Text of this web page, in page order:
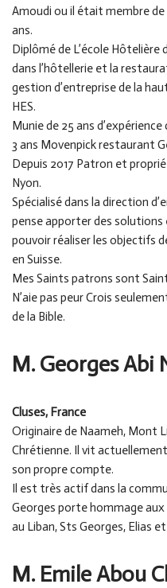
Amoudi ou il était membre
ans.
Diplômé de L’école Hôtelière
dans l’hôtellerie et la
gestion d’entreprise de la
HES.
Munie de 25 ans
3 ans Movenpick restaurant
Depuis 2017 Patron et
Nyon.
Spécialisé dans la direction
pense apporter des solutions
pouvoir réaliser les objectifs
en Suisse.
Mes Saints patrons sont
N’aie pas peur Crois
de la Bible.
M. Georges Abi
Cluses, France
Originaire de Naameh, Mont
Chrétienne. Il vit
son propre compte.
Il est très actif dans la
Georges porte hommage
au Liban, Sts Georges, Elias
M. Emile Abou
Je consens à ce
informations
Soumettre